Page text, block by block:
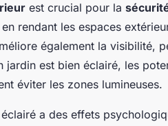
est crucial pour la
rendant les espaces
également la visibilité,
jardin est bien éclairé, les
éviter les zones lumineuses.
a des effets